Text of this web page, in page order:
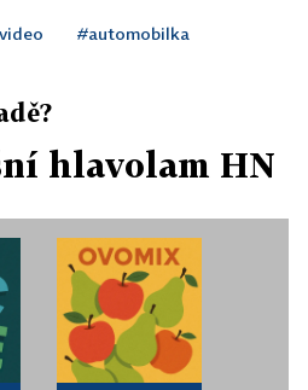
#automobilka
hlavolam HN